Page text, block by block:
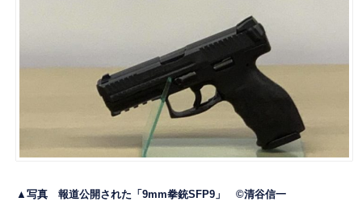
▲写真 報道公開された「9mm拳銃SFP9」 ©清谷信一